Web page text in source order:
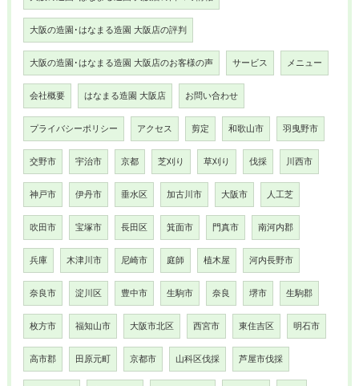
大阪の造園･はなまる造園 大阪店の評判
大阪の造園･はなまる造園 大阪店のお客様の声 サービス メニュー
会社概要 はなまる造園 大阪店 お問い合わせ
プライバシーポリシー アクセス 剪定 和歌山市 羽曳野市
交野市 宇治市 京都 芝刈り 草刈り 伐採 川西市
神戸市 伊丹市 垂水区 加古川市 大阪市 人工芝
吹田市 宝塚市 長田区 箕面市 門真市 南河内郡
兵庫 木津川市 尼崎市 庭師 植木屋 河内長野市
奈良市 淀川区 豊中市 生駒市 奈良 堺市 生駒郡
枚方市 福知山市 大阪市北区 西宮市 東住吉区 明石市
高市郡 田原元町 京都市 山科区伐採 芦屋市伐採